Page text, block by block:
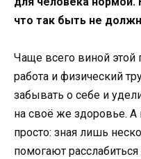
что так быть не
Чаще всего виной этой
работа и физический
забывать о себе и
на своё же здоровье.
просто: зная лишь
помогают